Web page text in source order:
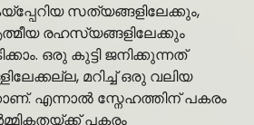
സത്യങ്ങളിലേക്കും,
രഹസ്യങ്ങളിലേക്കും
ഒരു കുട്ടി ജനിക്കുന്നത്
മറിച്ച് ഒരു വലിയ
എന്നാൽ സ്നേഹത്തിന് പകരം
പകരം